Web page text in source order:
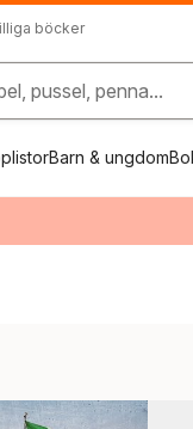
böcker
pussel, penna...
Barn & ungdom